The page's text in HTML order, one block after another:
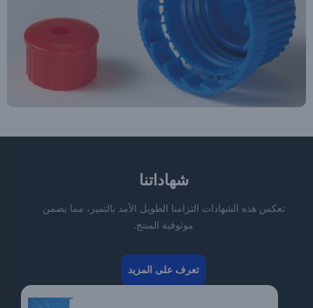
شهاداتنا
تعكس هذه الشهادات التزامنا الطويل الأمد بالتميز، مما يضمن
موثوقية المنتج.
تعرف على المزيد